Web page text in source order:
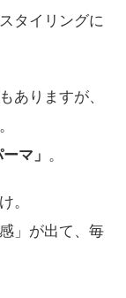
タイリングに
ありますが、
マ」 。
。
」が出て、毎